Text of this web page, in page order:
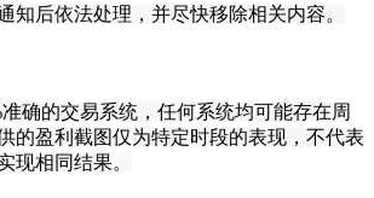
知后依法处理，并尽快移除相关内容。
确的交易系统，任何系统均可能存在周
的盈利截图仅为特定时段的表现，不代表
现相同结果。